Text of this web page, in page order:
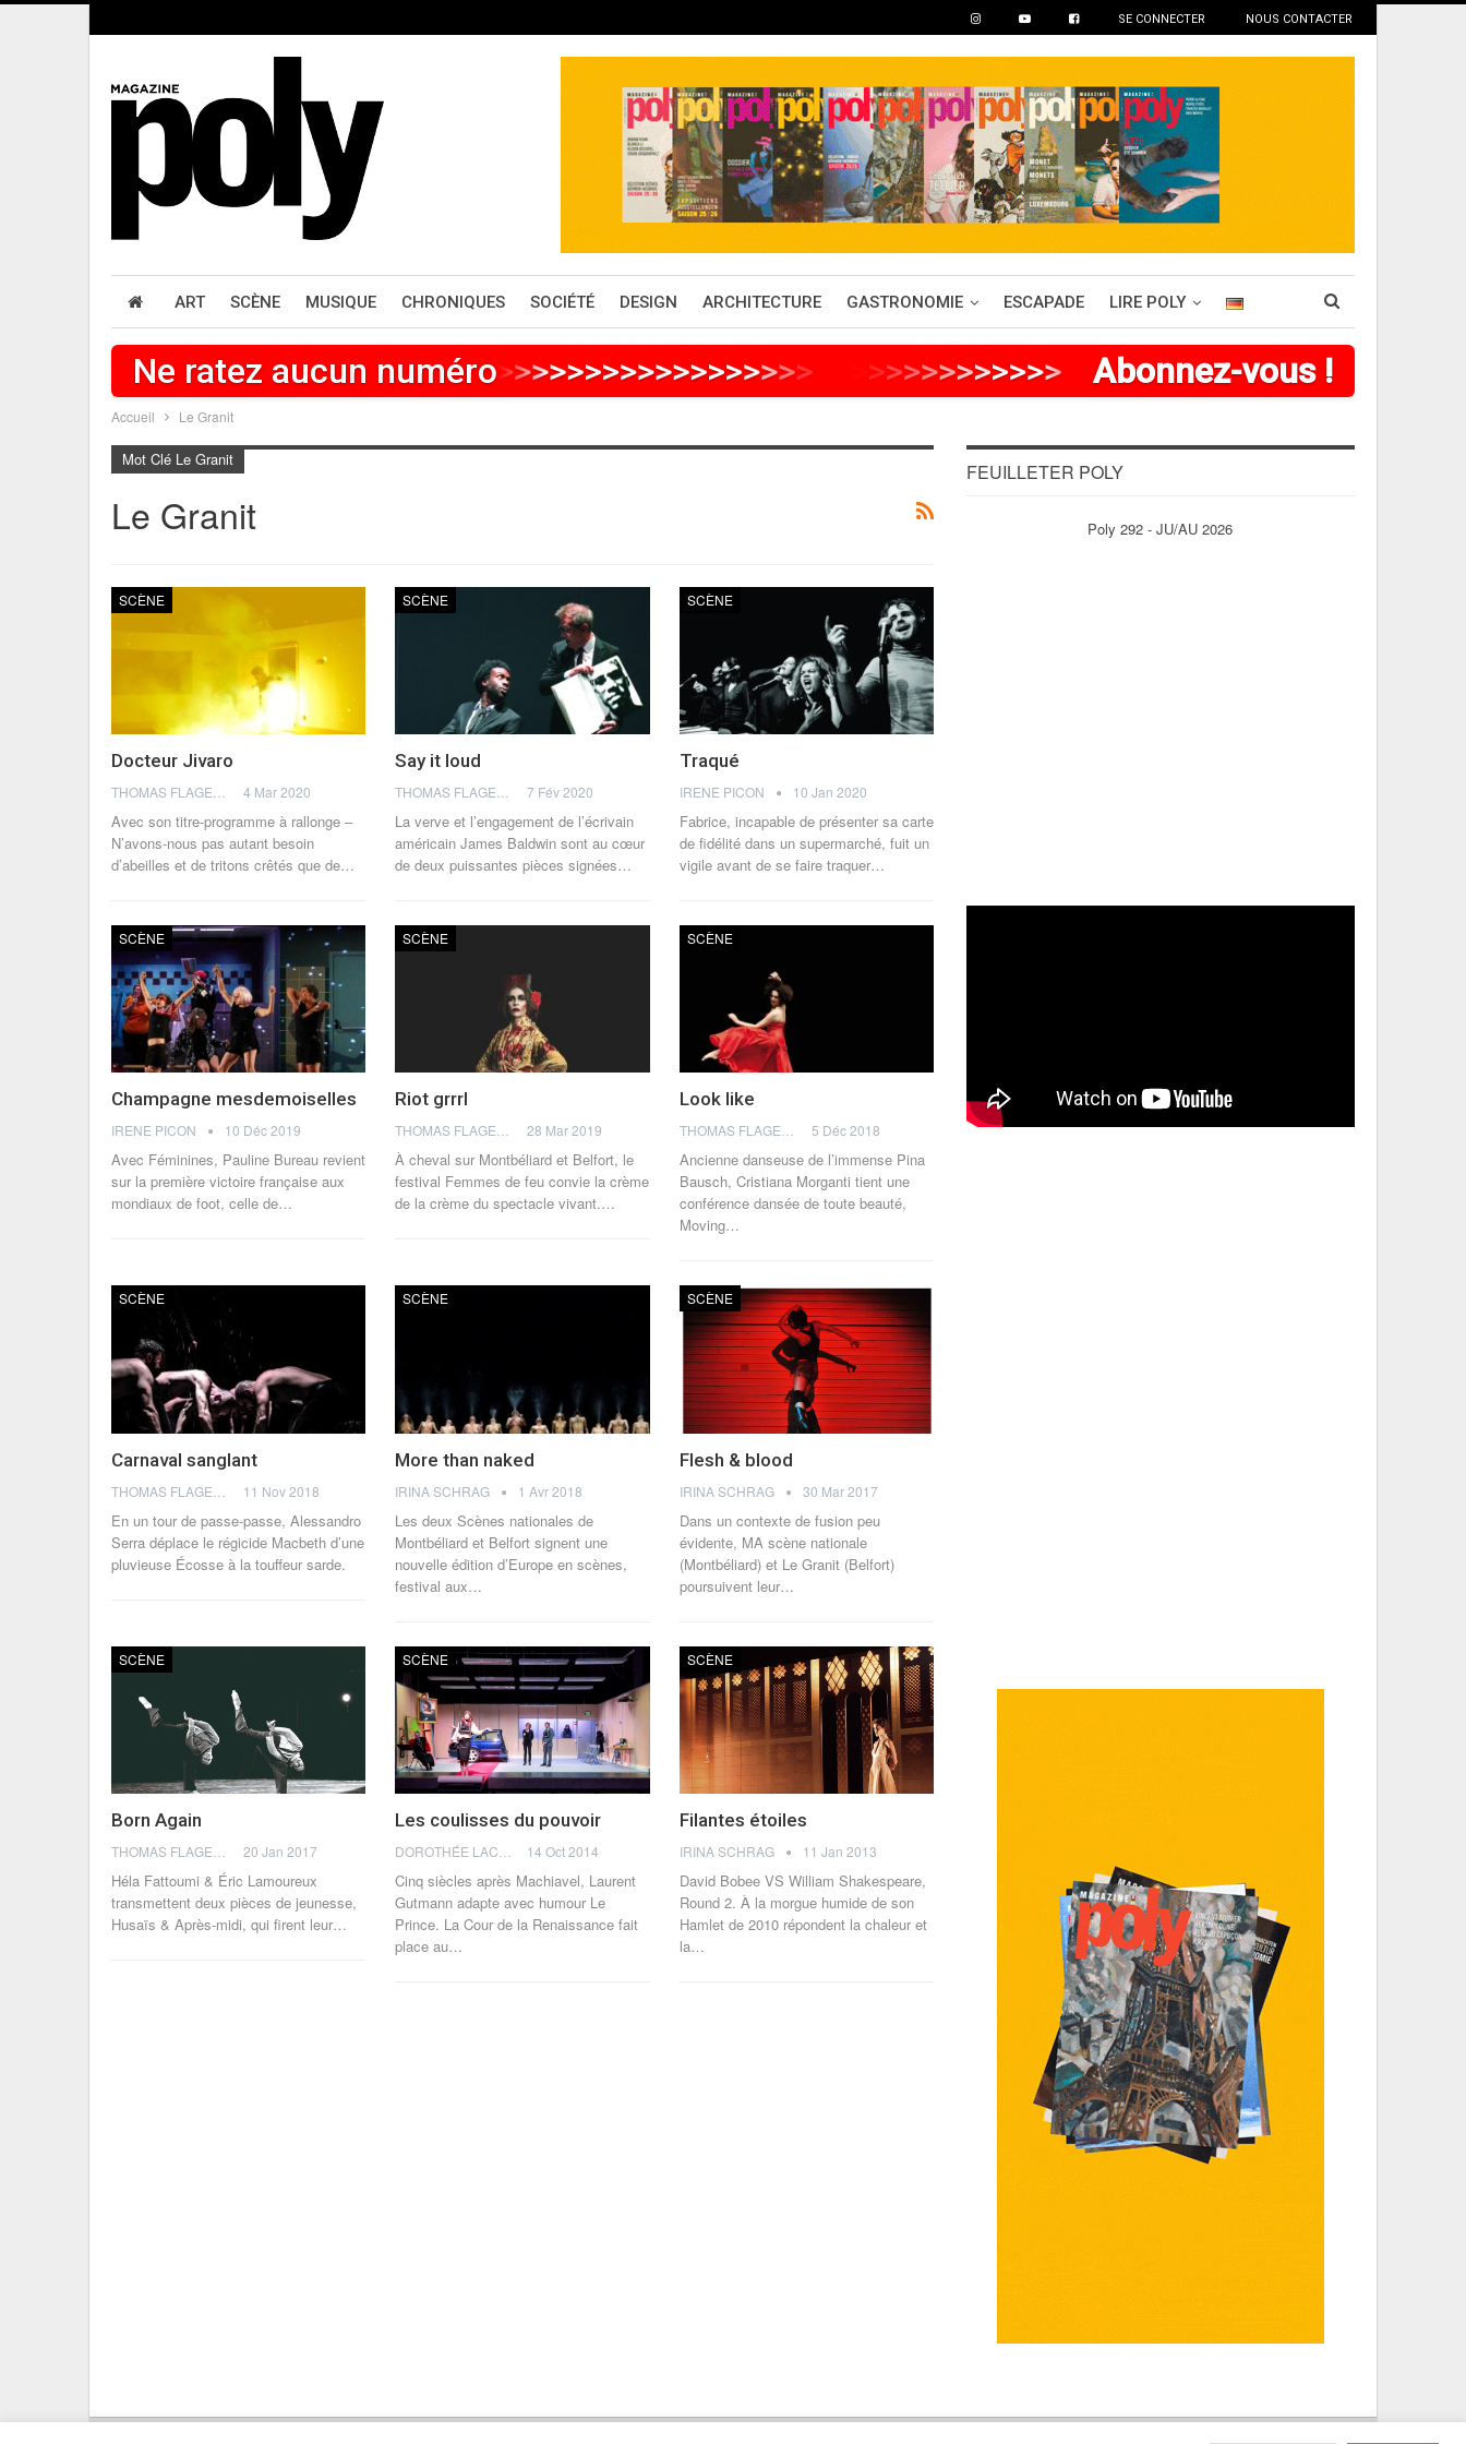
SE CONNECTER NOUS CONTACTER
ART SCÈNE MUSIQUE CHRONIQUES SOCIÉTÉ DESIGN ARCHITECTURE GASTRONOMIE ESCAPADE LIRE POLY
Ne ratez aucun numéro>>>>>>>>>>>>>>>>>> >>>> >>>>>> Abonnez-vous !
Accueil Le Granit
Mot Clé Le Granit
Le Granit
SCÈNE
Docteur Jivaro
4 Mar 2020
Avec son titre-programme à rallonge –
N’avons-nous pas autant besoin
d’abeilles et de tritons crêtés que de…
SCÈNE
Say it loud
7 Fév 2020
La verve et l’engagement de l’écrivain
américain James Baldwin sont au cœur
de deux puissantes pièces signées…
SCÈNE
Traqué
IRENE PICON 10 Jan 2020
Fabrice, incapable de présenter sa carte
de fidélité dans un supermarché, fuit un
vigile avant de se faire traquer…
SCÈNE
Champagne mesdemoiselles
IRENE PICON 10 Déc 2019
Avec Féminines, Pauline Bureau revient
sur la première victoire française aux
mondiaux de foot, celle de…
SCÈNE
Riot grrrl
28 Mar 2019
À cheval sur Montbéliard et Belfort, le
festival Femmes de feu convie la crème
de la crème du spectacle vivant.…
SCÈNE
Look like
5 Déc 2018
Ancienne danseuse de l’immense Pina
Bausch, Cristiana Morganti tient une
conférence dansée de toute beauté,
Moving…
SCÈNE
Carnaval sanglant
11 Nov 2018
En un tour de passe-passe, Alessandro
Serra déplace le régicide Macbeth d’une
pluvieuse Écosse à la touffeur sarde.
SCÈNE
More than naked
IRINA SCHRAG 1 Avr 2018
Les deux Scènes nationales de
Montbéliard et Belfort signent une
nouvelle édition d’Europe en scènes,
festival aux…
SCÈNE
Flesh & blood
IRINA SCHRAG 30 Mar 2017
Dans un contexte de fusion peu
évidente, MA scène nationale
(Montbéliard) et Le Granit (Belfort)
poursuivent leur…
SCÈNE
Born Again
20 Jan 2017
Héla Fattoumi & Éric Lamoureux
transmettent deux pièces de jeunesse,
Husaïs & Après-midi, qui firent leur…
SCÈNE
Les coulisses du pouvoir
14 Oct 2014
Cinq siècles après Machiavel, Laurent
Gutmann adapte avec humour Le
Prince. La Cour de la Renaissance fait
place au…
SCÈNE
Filantes étoiles
IRINA SCHRAG 11 Jan 2013
David Bobee VS William Shakespeare,
Round 2. À la morgue humide de son
Hamlet de 2010 répondent la chaleur et
la…
FEUILLETER POLY
Poly 292 - JU/AU 2026